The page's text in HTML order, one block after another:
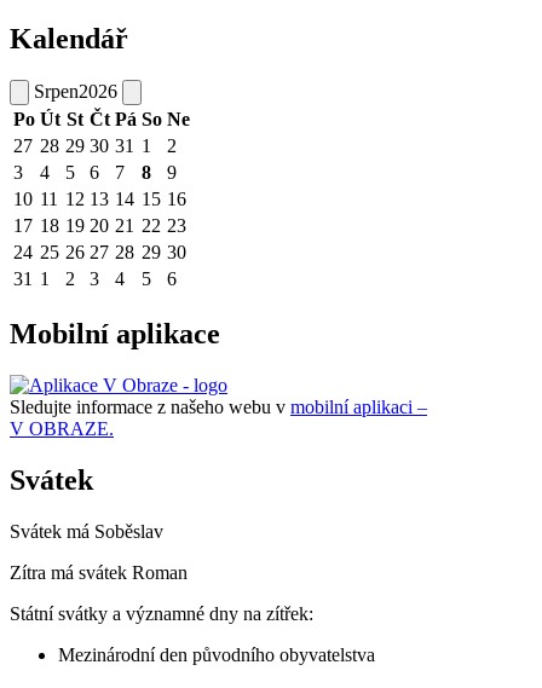
Kalendář
Srpen2026
Po Út St Čt Pá So Ne
27 28 29 30 31 1
2
3
4 5 6 7 8
9
10 11 12 13 14 15 16
17 18 19 20 21 22 23
24 25 26 27 28 29 30
31 1 2 3 4 5 6
Mobilní aplikace
Sledujte informace z našeho webu v mobilní aplikaci –
V OBRAZE.
Svátek
Svátek má Soběslav
Zítra má svátek Roman
Státní svátky a významné dny na zítřek:
Mezinárodní den původního obyvatelstva